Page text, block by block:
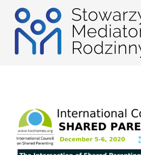
Przejdź
treści